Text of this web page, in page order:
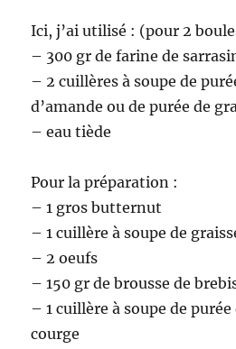
Ici, j’ai utilisé : (pour 2
– 300 gr de farine de
– 2 cuillères à soupe de
d’amande ou de purée de
– eau tiède
Pour la préparation :
– 1 gros butternut
– 1 cuillère à soupe de
– 2 oeufs
– 150 gr de brousse de
– 1 cuillère à soupe de
courge